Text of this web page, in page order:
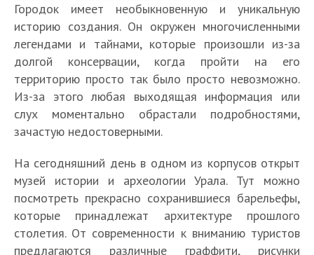
Городок имеет необыкновенную и уникальную
историю создания. Он окружен многочисленными
легендами и тайнами, которые произошли из-за
долгой консервации, когда пройти на его
территорию просто так было просто невозможно.
Из-за этого любая выходящая информация или
слух моментально обрастали подробностями,
зачастую недостоверными.
На сегодняшний день в одном из корпусов открыт
музей истории и археологии Урала. Тут можно
посмотреть прекрасно сохранившиеся барельефы,
которые принадлежат архитектуре прошлого
столетия. От современности к вниманию туристов
предлагаются различные граффити, рисунки